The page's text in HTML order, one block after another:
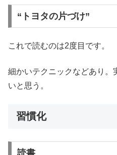
“トヨタの片づけ”
これで読むのは2度目です。
細かいテクニックなどあり。
いと思う。
習慣化
読書